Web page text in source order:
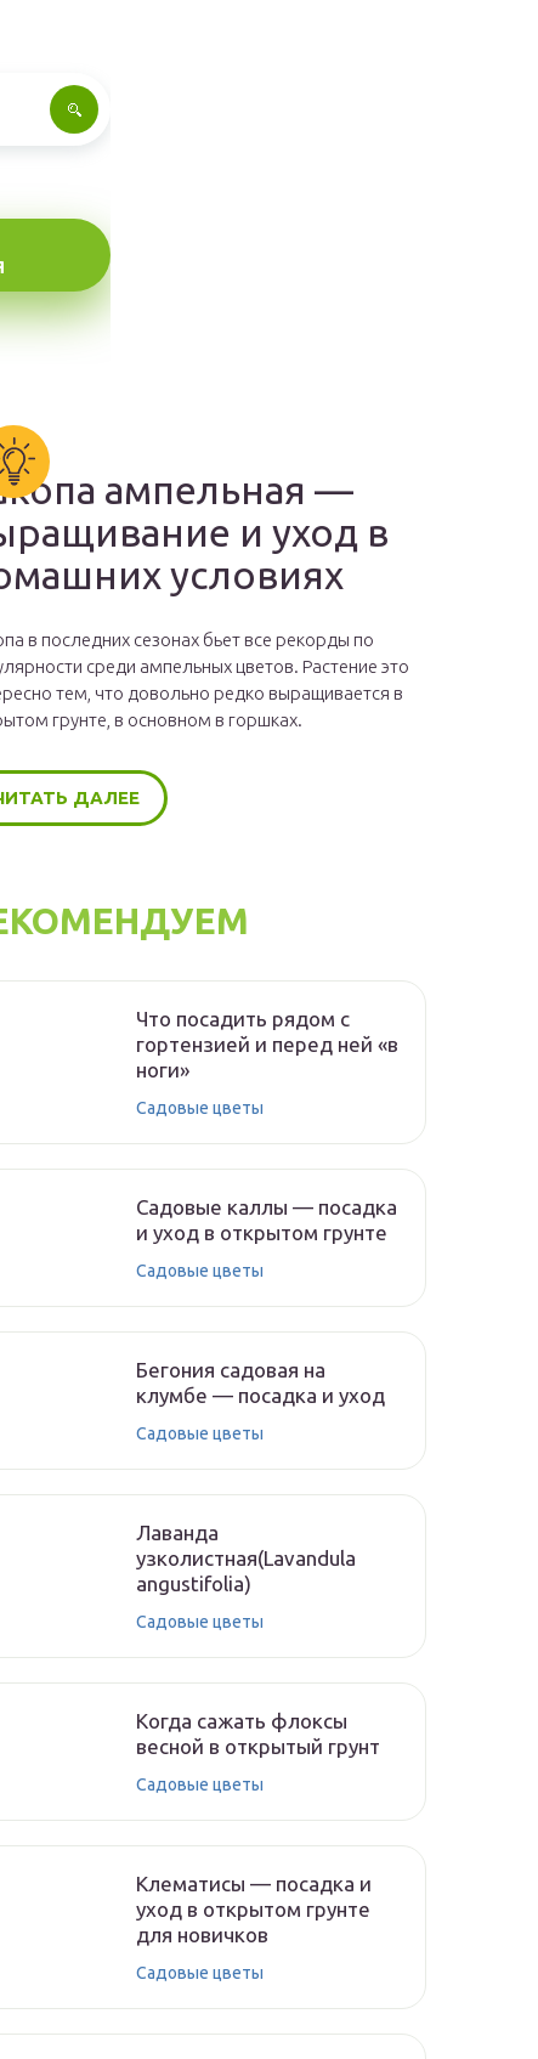
ампельная —
и уход в
условиях
в последних сезонах бьет все рекорды по
среди ампельных цветов. Растение это
тем, что довольно редко выращивается в
грунте, в основном в горшках.
ДАЛЕЕ
Что посадить рядом с
гортензией и перед ней «в
ноги»
Садовые цветы
Садовые каллы — посадка
и уход в открытом грунте
Садовые цветы
Бегония садовая на
клумбе — посадка и уход
Садовые цветы
Лаванда
узколистная(Lavandula
angustifolia)
Садовые цветы
Когда сажать флоксы
весной в открытый грунт
Садовые цветы
Клематисы — посадка и
уход в открытом грунте
для новичков
Садовые цветы